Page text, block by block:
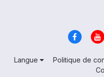
Langue Politique de